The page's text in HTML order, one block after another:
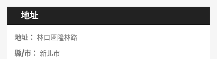
地址
地址： 林口區隆林路
縣/市： 新北市